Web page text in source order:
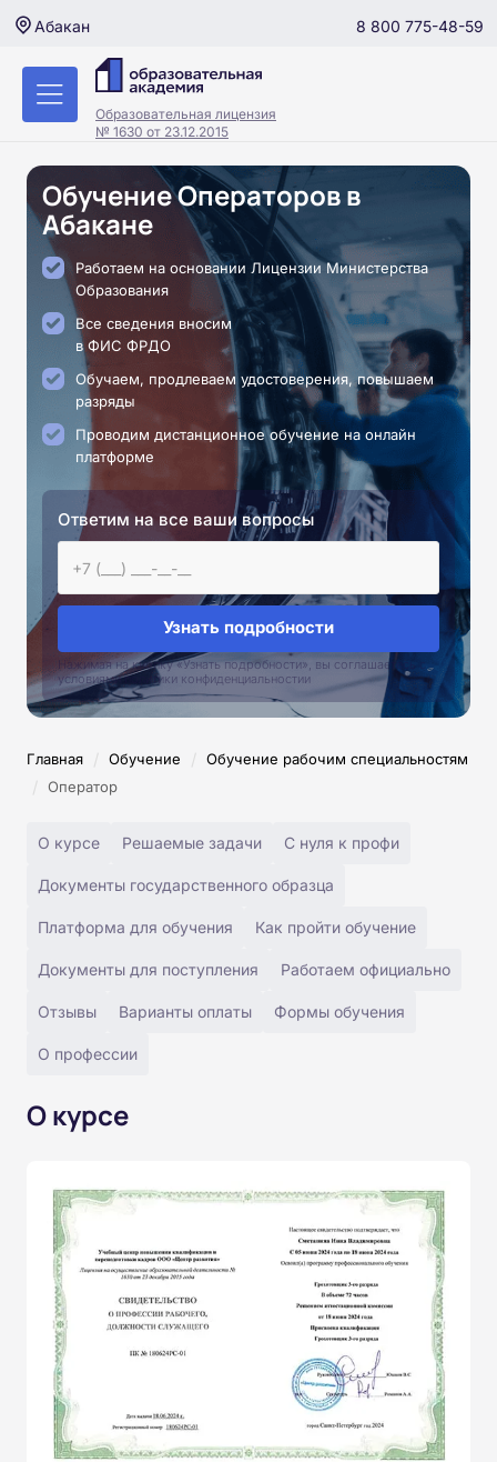
Абакан 8 800 775-48-59
Образовательная лицензия
№ 1630 от 23.12.2015
Обучение Операторов в
Абакане
Работаем на основании Лицензии Министерства
Образования
Все сведения вносим
в ФИС ФРДО
Обучаем, продлеваем удостоверения, повышаем
разряды
Проводим дистанционное обучение на онлайн
платформе
Ответим на все ваши вопросы
Узнать подробности
Нажимая на кнопку «Узнать подробности», вы соглашаетесь с
условиями политики конфиденциальностии
Главная / Обучение / Обучение рабочим специальностям
/ Оператор
О курсе Решаемые задачи С нуля к профи
Документы государственного образца
Платформа для обучения Как пройти обучение
Документы для поступления Работаем официально
Отзывы Варианты оплаты Формы обучения
О профессии
О курсе